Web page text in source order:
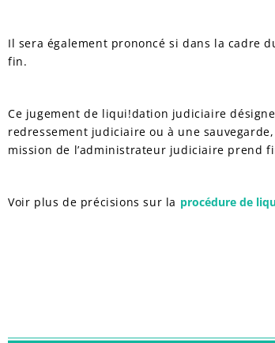
Il sera également prononcé si dans la cadre
fin.
Ce jugement de liqui!dation judiciaire
redressement judiciaire ou à une
mission de l’administrateur judiciaire prend
Voir plus de précisions sur la procédure de